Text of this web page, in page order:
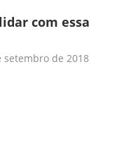
com essa
setembro de 2018